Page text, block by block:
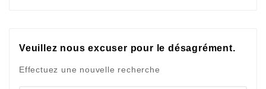
Veuillez nous excuser pour le désagrément.
Effectuez une nouvelle recherche